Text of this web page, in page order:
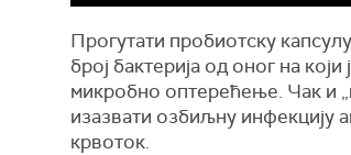
Прогутати пробиотску
број бактерија од оног на
микробно оптерећење. Чак и
изазвати озбиљну инфекцију
крвоток.